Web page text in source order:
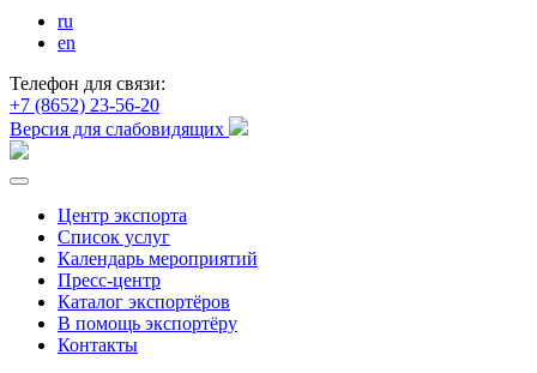
ru
en
Телефон для связи:
+7 (8652) 23-56-20
Версия для слабовидящих
Центр экспорта
Список услуг
Календарь мероприятий
Пресс-центр
Каталог экспортёров
В помощь экспортёру
Контакты